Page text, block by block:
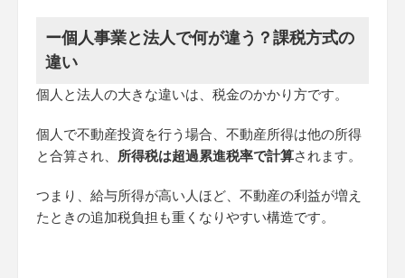
ー個人事業と法人で何が違う？課税方式の
違い
個人と法人の大きな違いは、税金のかかり方です。
個人で不動産投資を行う場合、不動産所得は他の所得
と合算され、 所得税は超過累進税率で計算されます。
つまり、給与所得が高い人ほど、不動産の利益が増え
たときの追加税負担も重くなりやすい構造です。